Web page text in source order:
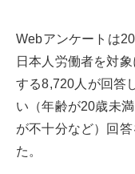
Webアンケートは
日本人労働者を対
する8,720人が回答
い（年齢が20歳未
が不十分など）回
た。